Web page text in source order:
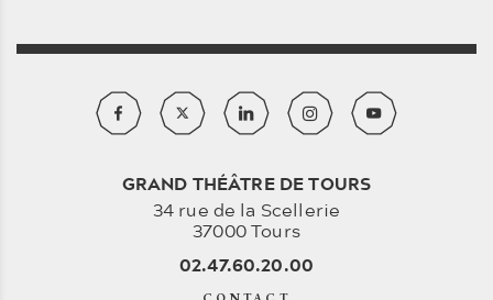
GRAND THÉÂTRE DE TOURS
34 rue de la Scellerie
37000 Tours
02.47.60.20.00